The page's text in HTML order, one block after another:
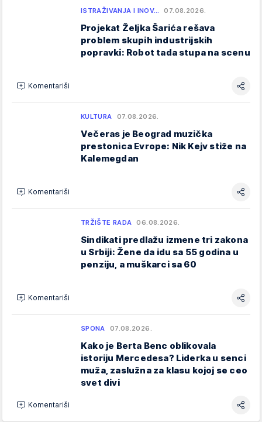
ISTRAŽIVANJA I INOV… 07.08.2026.
Projekat Željka Šarića rešava
problem skupih industrijskih
popravki: Robot tada stupa na scenu
Komentariši
KULTURA 07.08.2026.
Večeras je Beograd muzička
prestonica Evrope: Nik Kejv stiže na
Kalemegdan
Komentariši
TRŽIŠTE RADA 06.08.2026.
Sindikati predlažu izmene tri zakona
u Srbiji: Žene da idu sa 55 godina u
penziju, a muškarci sa 60
Komentariši
SPONA 07.08.2026.
Kako je Berta Benc oblikovala
istoriju Mercedesa? Liderka u senci
muža, zaslužna za klasu kojoj se ceo
svet divi
Komentariši